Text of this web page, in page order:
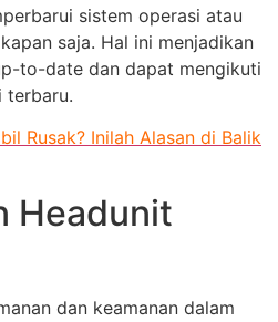
sistem operasi atau
saja. Hal ini menjadikan
to-date dan dapat mengikuti
terbaru.
Rusak? Inilah Alasan di Balik
Headunit
dan keamanan dalam